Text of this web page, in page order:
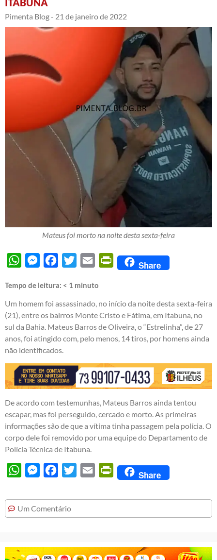
ITABUNA
Pimenta Blog - 21 de janeiro de 2022
Mateus foi morto na noite desta sexta-feira
WhatsAppMessengerFacebook
Twitter Email PrintFriendly
Share
Tempo de leitura: < 1 minuto
Um homem foi assassinado, no início da noite desta sexta-feira
(21), entre os bairros Monte Cristo e Fátima, em Itabuna, no
sul da Bahia. Mateus Barros de Oliveira, o “Estrelinha”, de 27
anos, foi atingido com, pelo menos, 14 tiros, por homens ainda
não identificados.
De acordo com testemunhas, Mateus Barros ainda tentou
escapar, mas foi perseguido, cercado e morto. As primeiras
informações são de que a vítima tinha passagem pela polícia. O
corpo dele foi removido por uma equipe do Departamento de
Polícia Técnica de Itabuna.
WhatsAppMessengerFacebook
Twitter Email PrintFriendly
Share
Um Comentário